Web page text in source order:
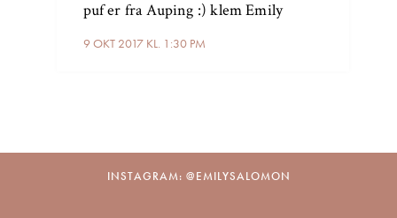
9 OKT 2017 KL. 1:30 PM
puf er fra Auping :) klem Emily
INSTAGRAM: @EMILYSALOMON